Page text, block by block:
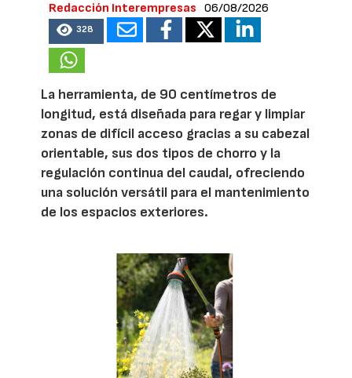
Redacción Interempresas 06/08/2026
328
La herramienta, de 90 centímetros de
longitud, está diseñada para regar y limpiar
zonas de difícil acceso gracias a su cabezal
orientable, sus dos tipos de chorro y la
regulación continua del caudal, ofreciendo
una solución versátil para el mantenimiento
de los espacios exteriores.